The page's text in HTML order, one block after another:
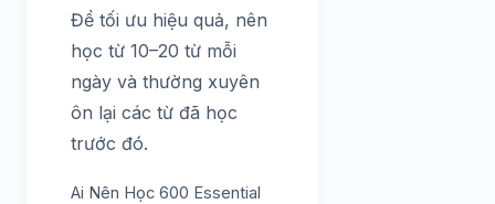
Để tối ưu hiệu quả, nên
học từ 10–20 từ mỗi
ngày và thường xuyên
ôn lại các từ đã học
trước đó.
Ai Nên Học 600 Essential